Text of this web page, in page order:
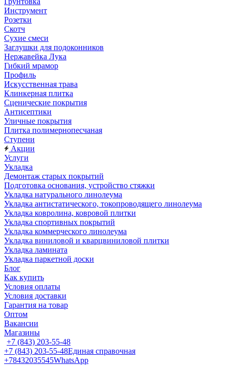
Инструмент
Розетки
Скотч
Сухие смеси
Заглушки для подоконников
Нержавейка Лука
Гибкий мрамор
Профиль
Искусственная трава
Клинкерная плитка
Сценические покрытия
Антисептики
Уличные покрытия
Плитка полимернопесчаная
Ступени
Акции
Услуги
Укладка
Демонтаж старых покрытий
Подготовка основания, устройство стяжки
Укладка натурального линолеума
Укладка антистатического, токопроводящего линолеума
Укладка ковролина, ковровой плитки
Укладка спортивных покрытий
Укладка коммерческого линолеума
Укладка виниловой и кварцвиниловой плитки
Укладка ламината
Укладка паркетной доски
Блог
Как купить
Условия оплаты
Условия доставки
Гарантия на товар
Оптом
Вакансии
Магазины
+7 (843) 203-55-48
+7 (843) 203-55-48Единая справочная
+78432035545WhatsApp